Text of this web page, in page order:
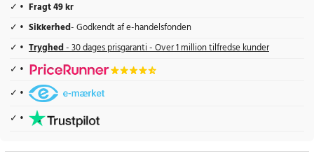
Fragt 49 kr
Sikkerhed- Godkendt af e-handelsfonden
Tryghed- 30 dages prisgaranti - Over 1 million tilfredse kunder